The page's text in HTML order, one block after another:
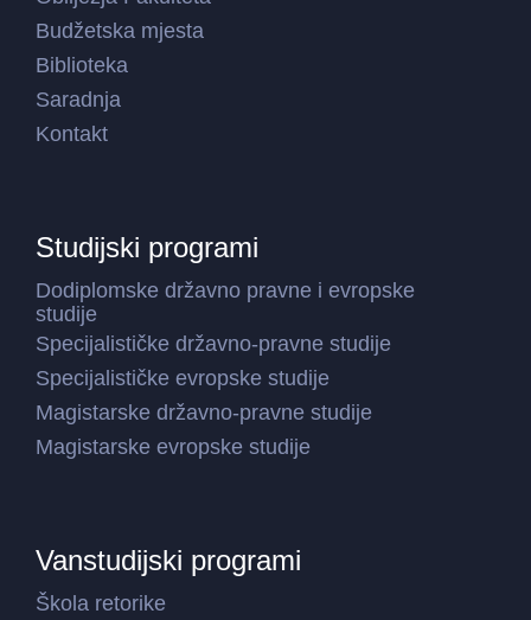
Budžetska mjesta
Biblioteka
Saradnja
Kontakt
Studijski programi
Dodiplomske državno pravne i evropske
studije
Specijalističke državno-pravne studije
Specijalističke evropske studije
Magistarske državno-pravne studije
Magistarske evropske studije
Vanstudijski programi
Škola retorike